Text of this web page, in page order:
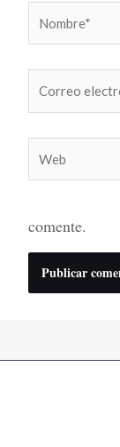
electrónico*
comente.